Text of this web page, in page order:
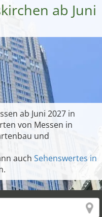
ab Juni
ab Juni 2027 in
von Messen in
und
auch Sehenswertes in